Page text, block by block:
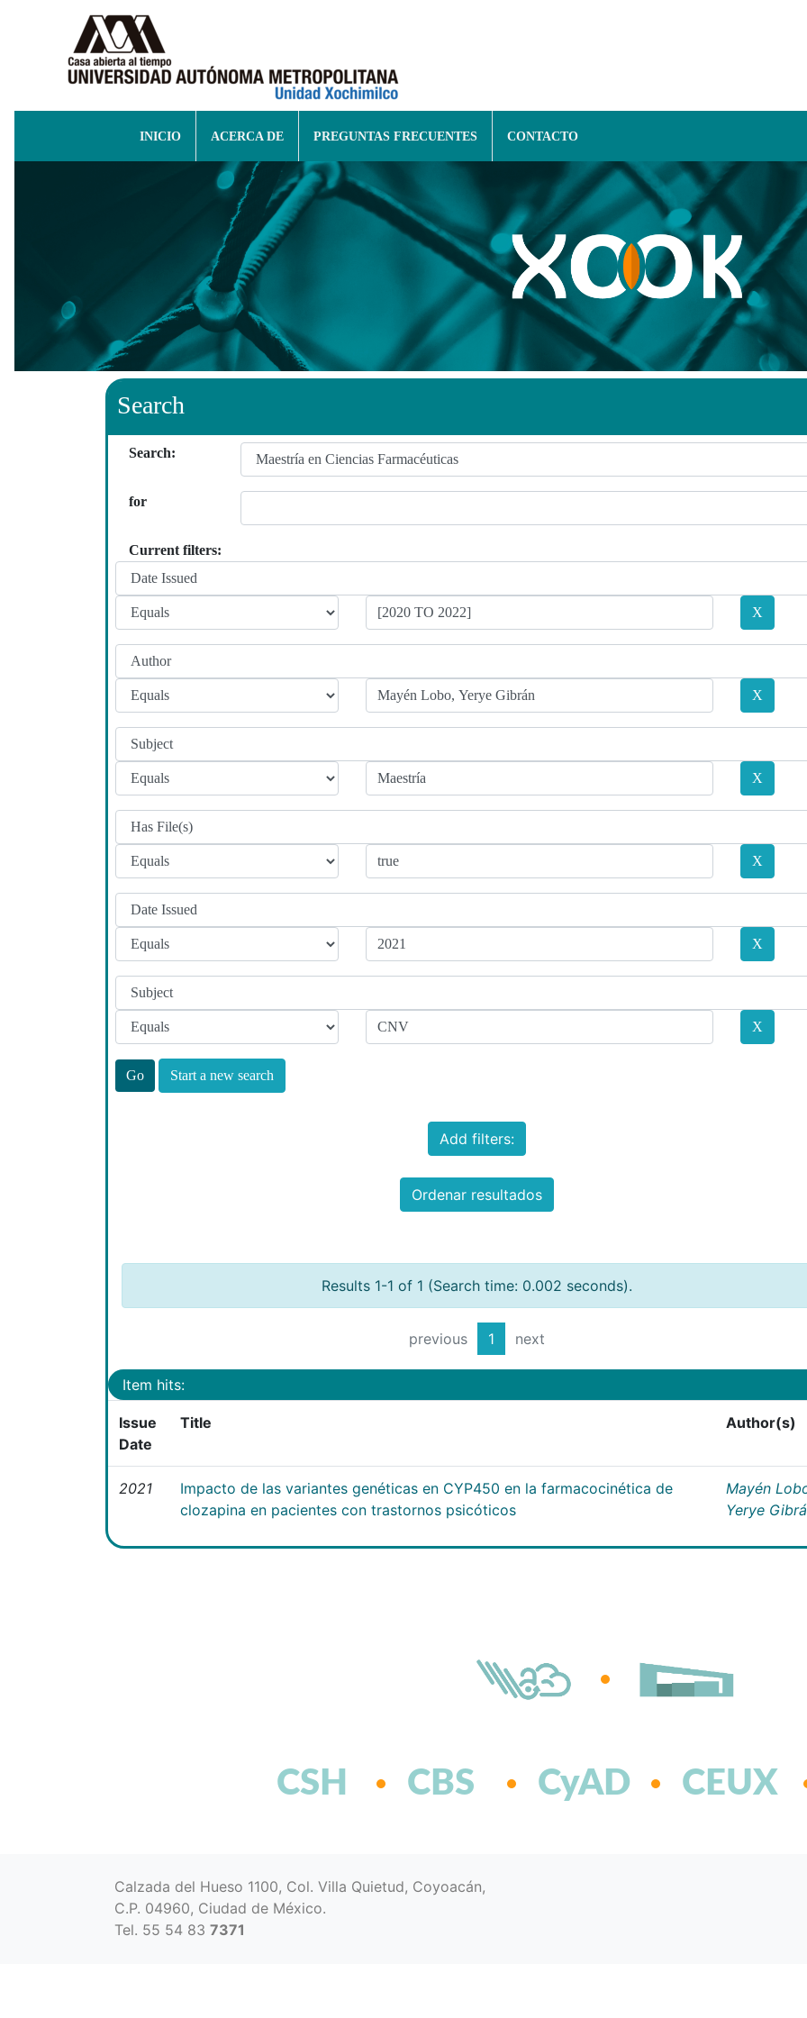
INICIO ACERCA DE PREGUNTAS FRECUENTES CONTACTO
Search
Search:
for
Current filters:
Start a new search
Add filters:
Ordenar resultados
Results 1-1 of 1 (Search time: 0.002 seconds).
previous 1 next
Item hits:
Issue
Date
Title Author(s)
2021
Impacto de las variantes genéticas en CYP450 en la farmacocinética de
clozapina en pacientes con trastornos psicóticos
Mayén
Yerye
CSH CBS CyAD CEUX
Calzada del Hueso 1100, Col. Villa Quietud, Coyoacán,
C.P. 04960, Ciudad de México.
Tel. 55 54 83 7371